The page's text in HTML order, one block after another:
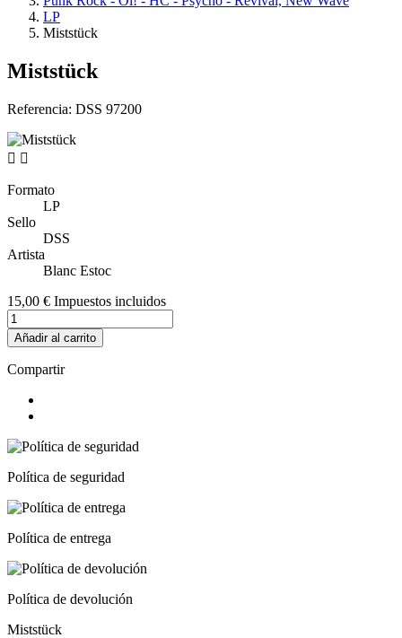
LP
Miststück
Miststück
Referencia: DSS 97200
 
Formato
LP
Sello
DSS
Artista
Blanc Estoc
15,00 € Impuestos incluidos
Añadir al carrito
Compartir
Política de seguridad
Política de entrega
Política de devolución
Miststück